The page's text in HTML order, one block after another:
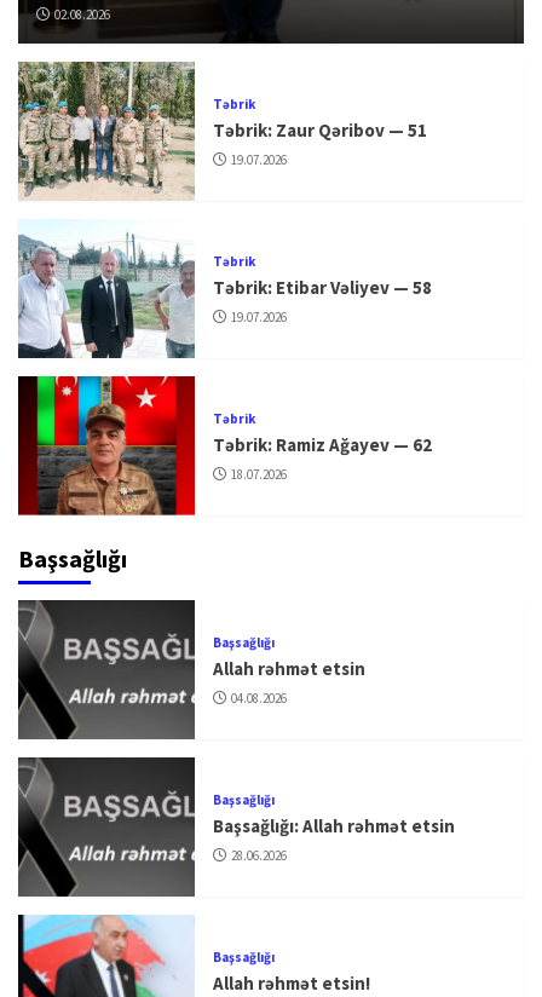
02.08.2026
Təbrik
Təbrik: Zaur Qəribov — 51
19.07.2026
Təbrik
Təbrik: Etibar Vəliyev — 58
19.07.2026
Təbrik
Təbrik: Ramiz Ağayev — 62
18.07.2026
Başsağlığı
Başsağlığı
Allah rəhmət etsin
04.08.2026
Başsağlığı
Başsağlığı: Allah rəhmət etsin
28.06.2026
Başsağlığı
Allah rəhmət etsin!